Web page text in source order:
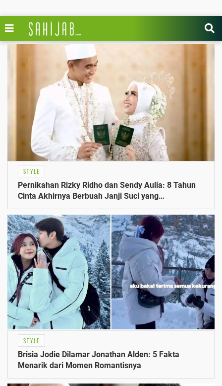
STYLE
Pernikahan Rizky Ridho dan Sendy Aulia: 8 Tahun
Cinta Akhirnya Berbuah Janji Suci yang
Mengejutkan
STYLE
Brisia Jodie Dilamar Jonathan Alden: 5 Fakta
Menarik dari Momen Romantisnya